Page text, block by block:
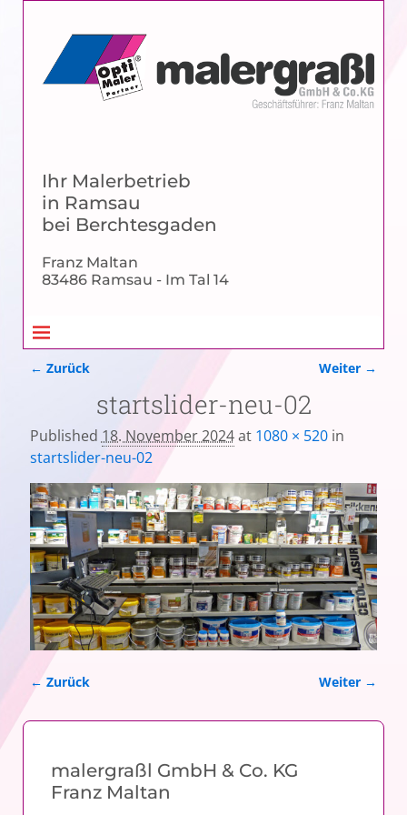
Ihr Malerbetrieb
in Ramsau
bei Berchtesgaden
Franz Maltan
83486 Ramsau - Im Tal 14
Bilder-Navigation
← Zurück Weiter →
startslider-neu-02
Published 18. November 2024at 1080 × 520in
startslider-neu-02
Bilder-Navigation
← Zurück Weiter →
malergraßl GmbH & Co. KG
Franz Maltan